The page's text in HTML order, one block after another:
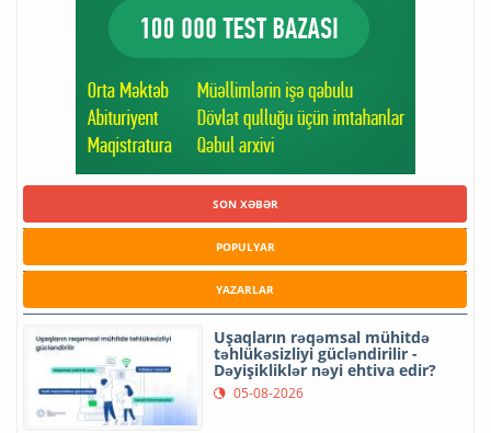
SON XƏBƏR
POPULYAR
YAZARLAR
Uşaqların rəqəmsal mühitdə
təhlükəsizliyi gücləndirilir -
Dəyişikliklər nəyi ehtiva edir?
05-08-2026